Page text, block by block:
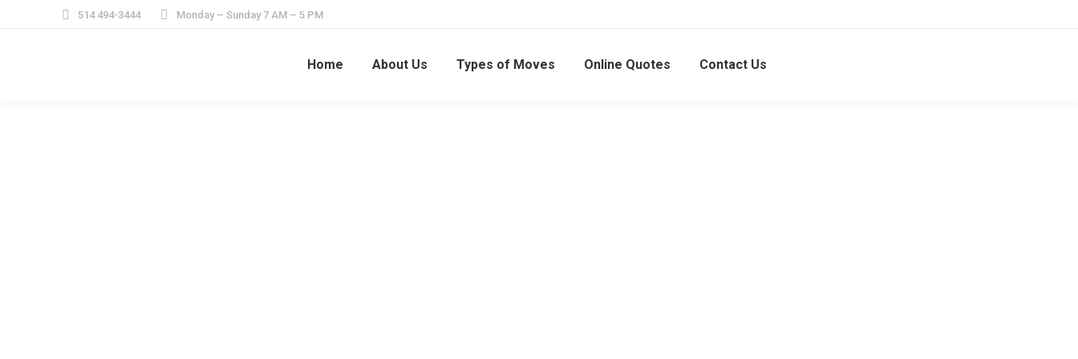
514 494-3444 Monday – Sunday 7 AM – 5 PM
Home About Us Types of Moves Online Quotes Contact Us